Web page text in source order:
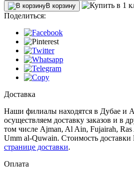
В корзину
Поделиться:
Доставка
Наши филиалы находятся в Дубае и
осуществляем доставку заказов и в
том числе Ajman, Al Ain‎, Fujairah,
Umm al-Quwain. Стоимость
странице доставки.
Оплата